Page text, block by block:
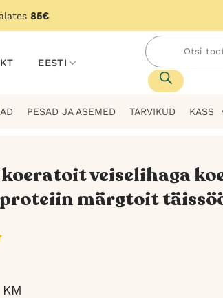
85€
EESTI
Products
search
PESAD JA ASEMED TARVIKUD KASS
veiselihaga
märgtoit